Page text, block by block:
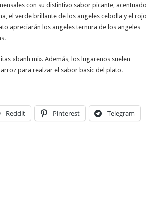
con su distintivo sabor picante, acentuado
el verde brillante de los angeles cebolla y el rojo
apreciarán los angeles ternura de los angeles
«banh mi». Además, los lugareños suelen
para realzar el sabor basic del plato.
Reddit Pinterest Telegram